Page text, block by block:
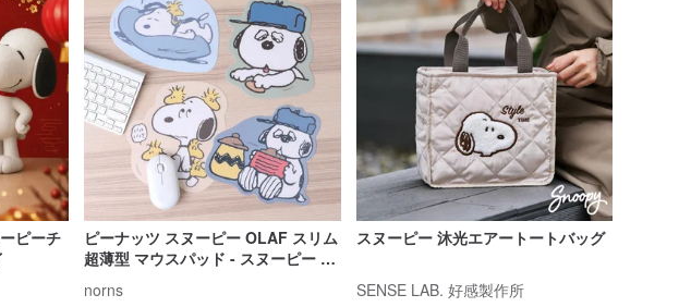
ピーチ
ピーナッツ スヌーピー OLAF スリム
超薄型 マウスパッド - スヌーピー パ
norns
スヌーピー 沐光エアートートバッグ
SENSE LAB. 好感製作所